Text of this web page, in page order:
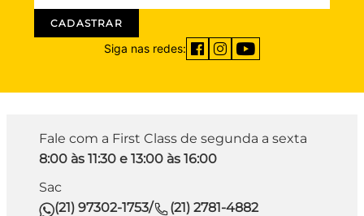
CADASTRAR
Siga nas redes:
Fale com a First Class de segunda a sexta
8:00 às 11:30 e 13:00 às 16:00
Sac
(21) 97302-1753/
(21) 2781-4882